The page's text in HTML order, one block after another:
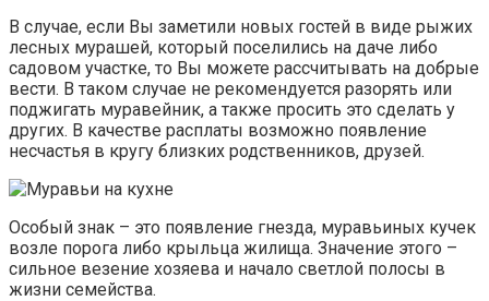
В случае, если Вы заметили новых гостей в виде рыжих
лесных мурашей, который поселились на даче либо
садовом участке, то Вы можете рассчитывать на добрые
вести. В таком случае не рекомендуется разорять или
поджигать муравейник, а также просить это сделать у
других. В качестве расплаты возможно появление
несчастья в кругу близких родственников, друзей.
Особый знак – это появление гнезда, муравьиных кучек
возле порога либо крыльца жилища. Значение этого –
сильное везение хозяева и начало светлой полосы в
жизни семейства.